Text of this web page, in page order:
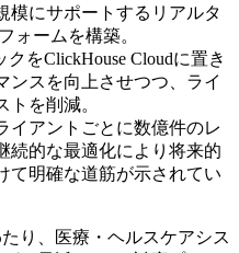
模にサポートするリアルタ
ォームを構築。
をClickHouse Cloudに置き
ンスを向上させつつ、ライ
を削減。
イアントごとに数億件のレ
続的な最適化により将来的
て明確な道筋が示されてい
り、医療・ヘルスケアシス